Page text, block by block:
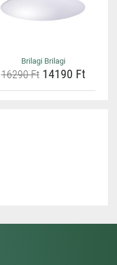
Brilagi Brilagi
16290 Ft14190 Ft